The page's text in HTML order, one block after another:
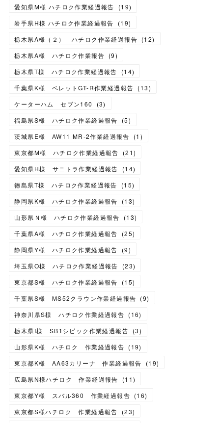
愛知県M様 ハチロク作業経過報告
(19)
岩手県H様 ハチロク作業経過報告
(19)
栃木県A様（２） ハチロク作業経過報告 (12)
栃木県A様 ハチロク作業報告 (9)
栃木県T様 ハチロク作業経過報告
(14)
千葉県K様 ベレットGT-R作業経過報告 (13)
ケーターハム セブン160
(3)
福島県S様 ハチロク作業経過報告
(5)
茨城県E様 AW11 MR-2作業経過報告
(1 )
東京都M様 ハチロク作業経過報告
(21)
愛知県H様 サニトラ作業経過報告
(14)
徳島県T様 ハチロク作業経過報告
(15)
静岡県K様 ハチロク作業経過報告
(13)
山形県Ｎ様 ハチロク作業経過報告
(13)
千葉県A様 ハチロク作業経過報告
(25)
静岡県Y様 ハチロク作業経過報告
(9)
埼玉県O様 ハチロク作業経過報告
(23)
東京都S様 ハチロク作業経過報告
(15)
千葉県S様 MS52クラウン作業経過報告 (9)
神奈川県S様 ハチロク作業経過報告 (16)
栃木県I様 SB1シビック作業経過報告 (3)
山形県K様 ハチロク 作業経過報告 (19)
東京都K様 AA63カリーナ 作業経過報告
(19)
広島県N様ハチロク 作業経過報告
(11)
東京都Y様 スバル360 作業経過報告 (16)
東京都S様ハチロク 作業経過報告
(23)